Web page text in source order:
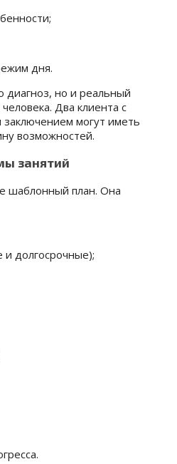
дня.
диагноз, но и реальный
Два клиента с
могут иметь
возможностей.
занятий
шаблонный план. Она
и долгосрочные);